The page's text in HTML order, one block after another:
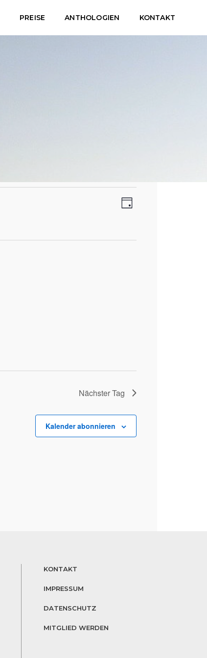
PREISE ANTHOLOGIEN KONTAKT
Tag
Nächster Tag
Kalender abonnieren
KONTAKT
IMPRESSUM
DATENSCHUTZ
MITGLIED WERDEN